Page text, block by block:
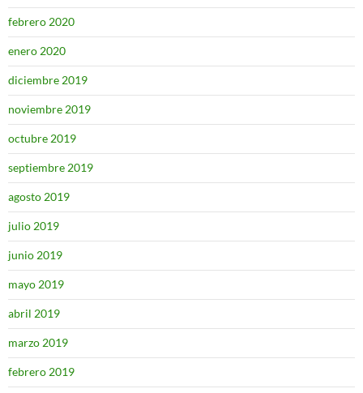
febrero 2020
enero 2020
diciembre 2019
noviembre 2019
octubre 2019
septiembre 2019
agosto 2019
julio 2019
junio 2019
mayo 2019
abril 2019
marzo 2019
febrero 2019